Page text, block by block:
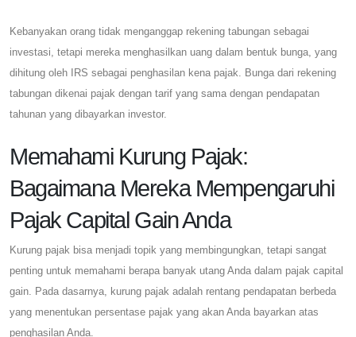
Kebanyakan orang tidak menganggap rekening tabungan sebagai
investasi, tetapi mereka menghasilkan uang dalam bentuk bunga, yang
dihitung oleh IRS sebagai penghasilan kena pajak. Bunga dari rekening
tabungan dikenai pajak dengan tarif yang sama dengan pendapatan
tahunan yang dibayarkan investor.
Memahami Kurung Pajak:
Bagaimana Mereka Mempengaruhi
Pajak Capital Gain Anda
Kurung pajak bisa menjadi topik yang membingungkan, tetapi sangat
penting untuk memahami berapa banyak utang Anda dalam pajak capital
gain. Pada dasarnya, kurung pajak adalah rentang pendapatan berbeda
yang menentukan persentase pajak yang akan Anda bayarkan atas
penghasilan Anda.